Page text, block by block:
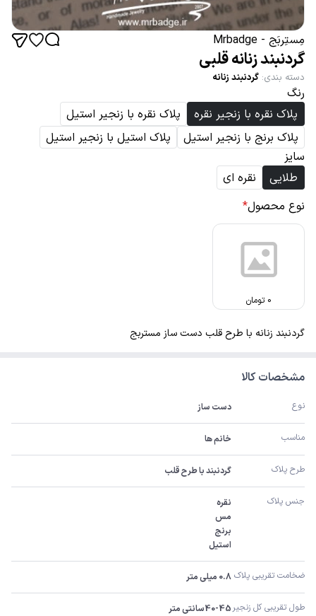
مِستِربَج - Mrbadge
گردنبند زنانه قلبی
دسته بندی: گردنبند زنانه
رنگ
پلاک نقره با زنجیر نقره
پلاک نقره با زنجیر استیل
پلاک برنج با زنجیر استیل
پلاک استیل با زنجیر استیل
سایز
طلایی
نقره ای
نوع محصول*
0 تومان
گردنبند زنانه با طرح قلب دست ساز مستربج
مشخصات کالا
نوع دست ساز
مناسب خانم ها
طرح پلاک گردنبند با طرح قلب
جنس پلاک
استیل
ضخامت تقریبی پلاک 0.8 میلی متر
طول تقریبی کل زنجیر 40-45سانتی متر